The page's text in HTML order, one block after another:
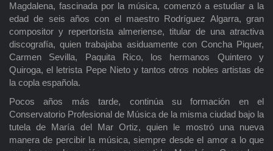
Magdalena, fascinada por la música, comenzó a estudiar a la
edad de seis años con el maestro Rodríguez Algarra, gran
compositor y repertorista almeriense, titular de una atractiva
discografía, quien trabajaba asiduamente con Concha Piquer,
Carmen Sevilla, Paquita Rico, los hermanos Quintero y
Quiroga, el letrista Pepe Nieto y tantos otros nobles artistas de
la copla española.
Pocos años más tarde, continúa su formación en el
Conservatorio Profesional de Música de la misma ciudad bajo la
tutela de María del Mar Ortiz, quien le mostró una nueva
manera de percibir la música, siempre desde el amor a lo que